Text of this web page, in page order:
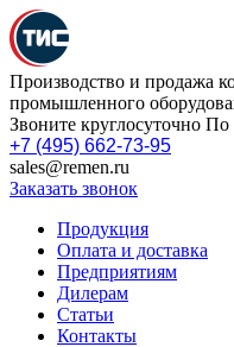
Производство и продажа
промышленного
Звоните круглосуточно
+7 (495) 662-73-95
sales@remen.ru
Заказать звонок
Продукция
Оплата и доставка
Предприятиям
Дилерам
Статьи
Контакты